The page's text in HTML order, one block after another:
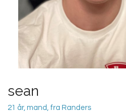
sean
21 år, mand, fra Randers